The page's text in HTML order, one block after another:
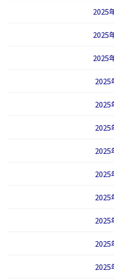
2025
2025
2025
2025
2025
2025
2025
2025
2025
2025
2025
2025